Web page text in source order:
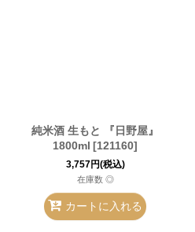
純米酒 生もと 『日野屋』
1800ml [121160]
3,757円(税込)
在庫数 ◎
カートに入れる